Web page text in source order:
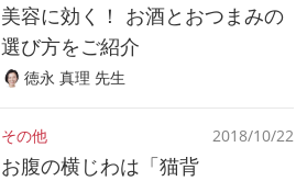
美容に効く！ お酒とおつまみの
選び方をご紹介
徳永 真理 先生
その他 2018/10/22
お腹の横じわは「猫背